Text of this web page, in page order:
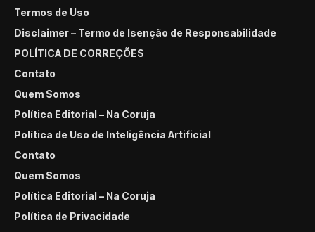
Termos de Uso
Disclaimer – Termo de Isenção de Responsabilidade
POLÍTICA DE CORREÇÕES
Contato
Quem Somos
Política Editorial – Na Coruja
Política de Uso de Inteligência Artificial
Contato
Quem Somos
Política Editorial – Na Coruja
Política de Privacidade